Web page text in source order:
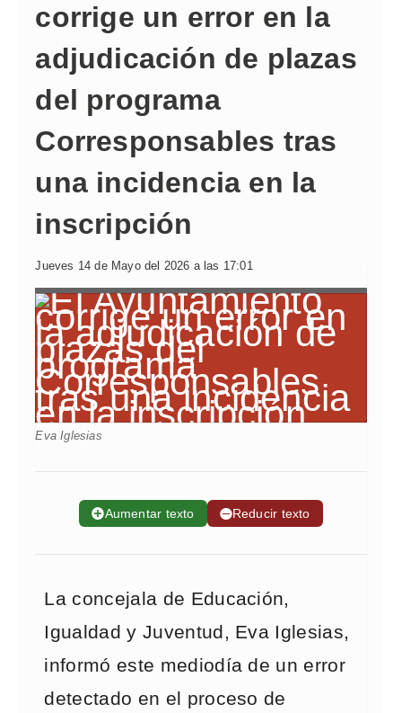
corrige un error en la
adjudicación de plazas
del programa
Corresponsables tras
una incidencia en la
inscripción
Jueves 14 de Mayo del 2026 a las 17:01
Eva Iglesias
➕Aumentar texto ➖Reducir texto
La concejala de Educación,
Igualdad y Juventud, Eva Iglesias,
informó este mediodía de un error
detectado en el proceso de